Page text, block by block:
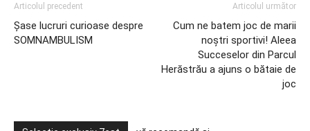
Articolul precedent
Șase lucruri curioase despre
SOMNAMBULISM
Articolul următor
Cum ne batem joc de marii
noștri sportivi! Aleea
Succeselor din Parcul
Herăstrău a ajuns o bătaie de
joc